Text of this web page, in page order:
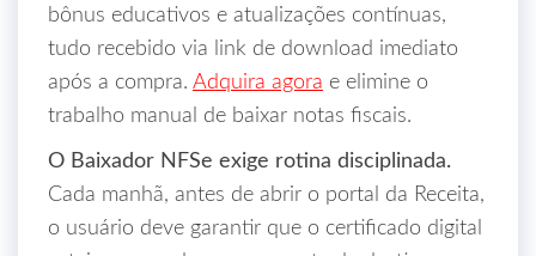
bônus educativos e atualizações contínuas,
tudo recebido via link de download imediato
após a compra. Adquira agora e elimine o
trabalho manual de baixar notas fiscais.
O Baixador NFSe exige rotina disciplinada.
Cada manhã, antes de abrir o portal da Receita,
o usuário deve garantir que o certificado digital